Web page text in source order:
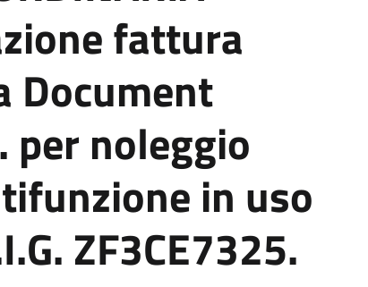
fattura
Document
per noleggio
in uso
ZF3CE7325.